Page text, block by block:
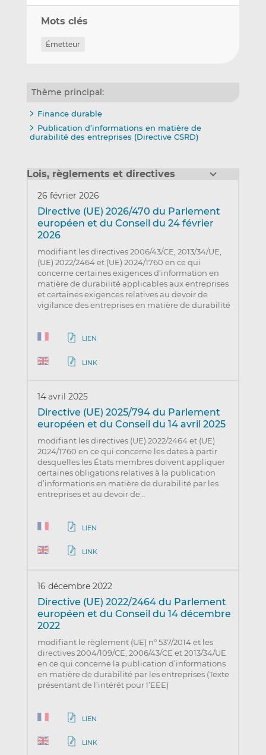
Mots clés
Émetteur
Thème principal:
Finance durable
Publication d’informations en matière de
durabilité des entreprises (Directive CSRD)
Lois, règlements et directives
26 février 2026
Directive (UE) 2026/470 du Parlement
européen et du Conseil du 24 février
2026
modifiant les directives 2006/43/CE, 2013/34/UE,
(UE) 2022/2464 et (UE) 2024/1760 en ce qui
concerne certaines exigences d’information en
matière de durabilité applicables aux entreprises
et certaines exigences relatives au devoir de
vigilance des entreprises en matière de durabilité
LIEN
LINK
14 avril 2025
Directive (UE) 2025/794 du Parlement
européen et du Conseil du 14 avril 2025
modifiant les directives (UE) 2022/2464 et (UE)
2024/1760 en ce qui concerne les dates à partir
desquelles les États membres doivent appliquer
certaines obligations relatives à la publication
d’informations en matière de durabilité par les
entreprises et au devoir de…
LIEN
LINK
16 décembre 2022
Directive (UE) 2022/2464 du Parlement
européen et du Conseil du 14 décembre
2022
modifiant le règlement (UE) n° 537/2014 et les
directives 2004/109/CE, 2006/43/CE et 2013/34/UE
en ce qui concerne la publication d’informations
en matière de durabilité par les entreprises (Texte
présentant de l’intérêt pour l’EEE)
LIEN
LINK